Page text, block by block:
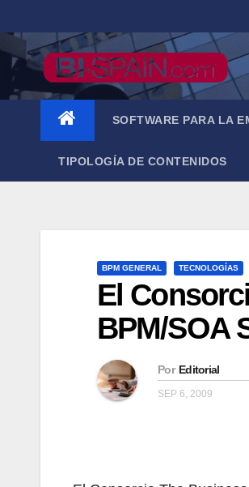
al
contenido
SOFTWARE PARA LA
TIPOLOGÍA DE CONTENIDOS
BPM GENERAL TECNOLOGÍAS
El
BPM/SOA
Por Editorial
SEP 6, 2009